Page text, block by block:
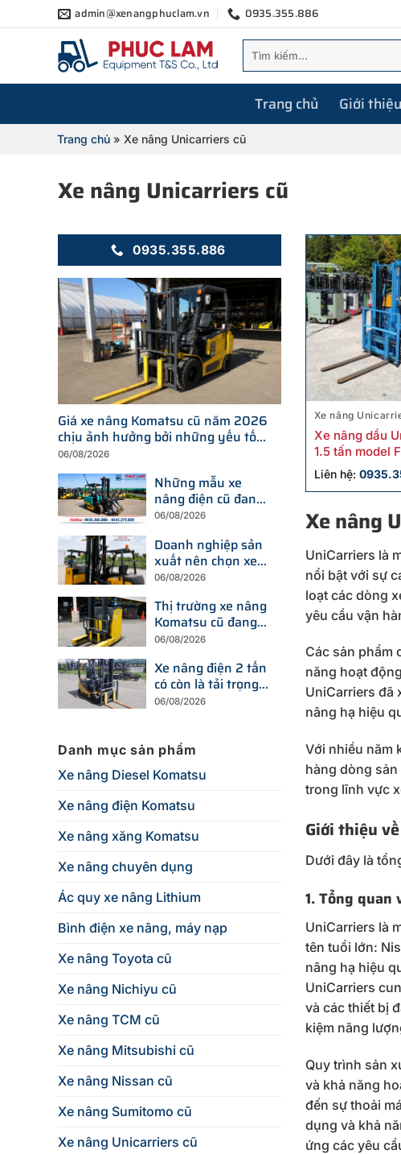
qua
admin@xenangphuclam.vn 0935.355.886
kiếm:
Trang chủ Giới thiệu
Trang chủ» Xe nâng Unicarriers cũ
Xe nâng Unicarriers cũ
0935.355.886
Giá xe nâng Komatsu cũ năm 2026
chịu ảnh hưởng bởi những yếu tố
nào?
06/08/2026
Những mẫu xe
nâng điện cũ đang
được tìm kiếm
trường hiện nay
06/08/2026
Doanh nghiệp sản
xuất nên chọn xe
nâng điện hay xe
chi phí?
06/08/2026
Thị trường xe nâng
Komatsu cũ đang
thay đổi ra sao
tư thiết bị mới?
06/08/2026
Xe nâng điện 2 tấn
có còn là tải trọng
được doanh nghiệp
06/08/2026
Danh mục sản phẩm
Xe nâng Diesel Komatsu
Xe nâng điện Komatsu
Xe nâng xăng Komatsu
Xe nâng chuyên dụng
Ác quy xe nâng Lithium
Bình điện xe nâng, máy nạp
Xe nâng Toyota cũ
Xe nâng Nichiyu cũ
Xe nâng TCM cũ
Xe nâng Mitsubishi cũ
Xe nâng Nissan cũ
Xe nâng Sumitomo cũ
Xe nâng Unicarriers cũ
Xe nâng
Xe nâng dầu
1.5 tấn model
Liên hệ:
Xe nâng
UniCarriers là
nổi bật với sự
loạt các dòng
yêu cầu vận
Các sản phẩm
năng hoạt
UniCarriers đã
nâng hạ hiệu
Với nhiều năm
hàng dòng
trong lĩnh vực
Giới thiệu
Dưới đây là
1. Tổng quan
UniCarriers là
tên tuổi lớn:
nâng hạ hiệu
UniCarriers
và các thiết bị
kiệm năng
Quy trình sản
và khả năng
đến sự thoải
dụng và khả
ứng các yêu